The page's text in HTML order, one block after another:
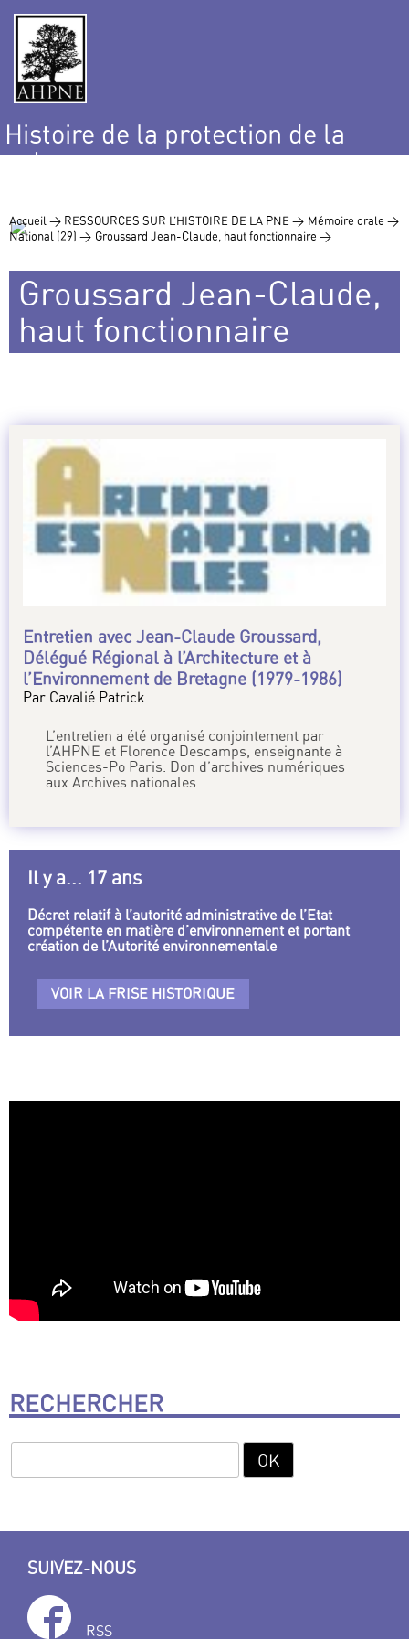
Histoire de la protection de la
nature
Accueil > RESSOURCES SUR L’HISTOIRE DE LA PNE > Mémoire orale >
National (29) > Groussard Jean-Claude, haut fonctionnaire >
Groussard Jean-Claude,
haut fonctionnaire
Entretien avec Jean-Claude Groussard,
Délégué Régional à l’Architecture et à
l’Environnement de Bretagne (1979-1986)
Par Cavalié Patrick .
L’entretien a été organisé conjointement par
l’AHPNE et Florence Descamps, enseignante à
Sciences-Po Paris. Don d’archives numériques
aux Archives nationales
Il y a... 17 ans
Décret relatif à l’autorité administrative de l’Etat
compétente en matière d’environnement et portant
création de l’Autorité environnementale
VOIR LA FRISE HISTORIQUE
RECHERCHER
SUIVEZ-NOUS
RSS